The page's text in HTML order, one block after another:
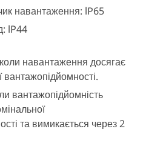
навантаження: lP65
lP44
навантаження досягає
вантажопідйомності.
вантажопідйомність
та вимикається через 2